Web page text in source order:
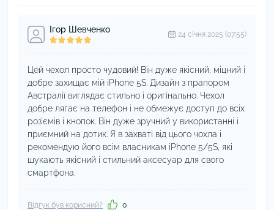
Ігор Шевченко 24 cічня 2025 (07:55)
Цей чехол просто чудовий! Він дуже якісний, міцний і
добре захищає мій iPhone 5S. Дизайн з прапором
Австралії виглядає стильно і оригінально. Чехол
добре лягає на телефон і не обмежує доступ до всіх
роз'ємів і кнопок. Він дуже зручний у використанні і
приємний на дотик. Я в захваті від цього чохла і
рекомендую його всім власникам iPhone 5/5S, які
шукають якісний і стильний аксесуар для свого
смартфона.
Відгук був корисний? 0